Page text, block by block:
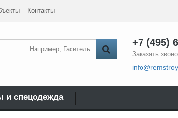
Контакты
Например, Гаситель
+7 (495)
Заказать
и спецодежда